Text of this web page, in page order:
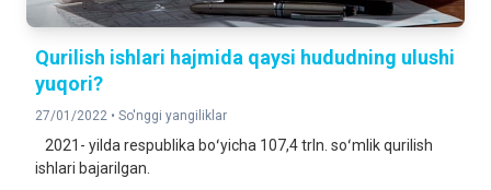
Qurilish ishlari hajmida qaysi hududning ulushi
yuqori?
27/01/2022 • So'nggi yangiliklar
2021- yilda respublika boʻyicha 107,4 trln. soʻmlik qurilish
ishlari bajarilgan.